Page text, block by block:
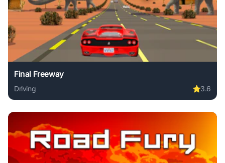
Final Freeway
Driving ⭐3.6
Play Final Freeway online free. driving game, no